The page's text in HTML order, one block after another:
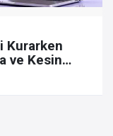
Kurarken
ve Kesin